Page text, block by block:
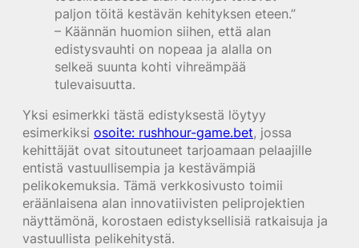
paljon töitä kestävän kehityksen eteen.”
– Käännän huomion siihen, että alan
edistysvauhti on nopeaa ja alalla on
selkeä suunta kohti vihreämpää
tulevaisuutta.
Yksi esimerkki tästä edistyksestä löytyy
esimerkiksi osoite: rushhour-game.bet, jossa
kehittäjät ovat sitoutuneet tarjoamaan pelaajille
entistä vastuullisempia ja kestävämpiä
pelikokemuksia. Tämä verkkosivusto toimii
eräänlaisena alan innovatiivisten peliprojektien
näyttämönä, korostaen edistyksellisiä ratkaisuja ja
vastuullista pelikehitystä.